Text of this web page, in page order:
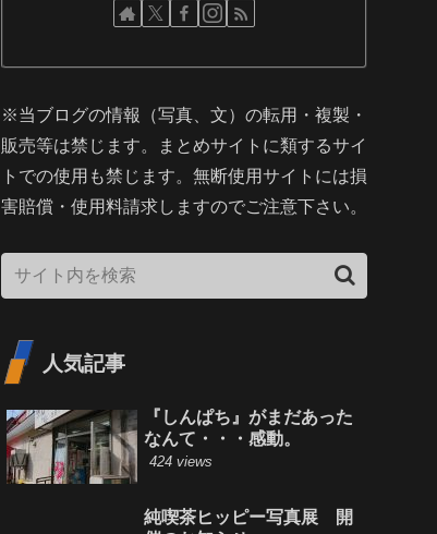
※当ブログの情報（写真、文）の転用・複製・
販売等は禁じます。まとめサイトに類するサイ
トでの使用も禁じます。無断使用サイトには損
害賠償・使用料請求しますのでご注意下さい。
人気記事
『しんぱち』がまだあった
なんて・・・感動。
424 views
純喫茶ヒッピー写真展 開